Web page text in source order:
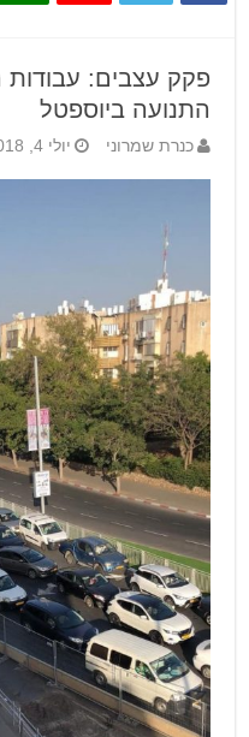
פקק עצבים:
התנועה ביוספטל
כנרת שמרוני יולי 4, 2018